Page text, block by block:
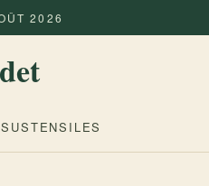
2026
USTENSILES